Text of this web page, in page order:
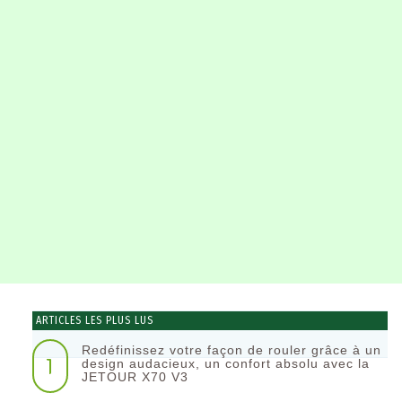
ARTICLES LES PLUS LUS
1
Redéfinissez votre façon de rouler grâce à un
design audacieux, un confort absolu avec la
JETOUR X70 V3